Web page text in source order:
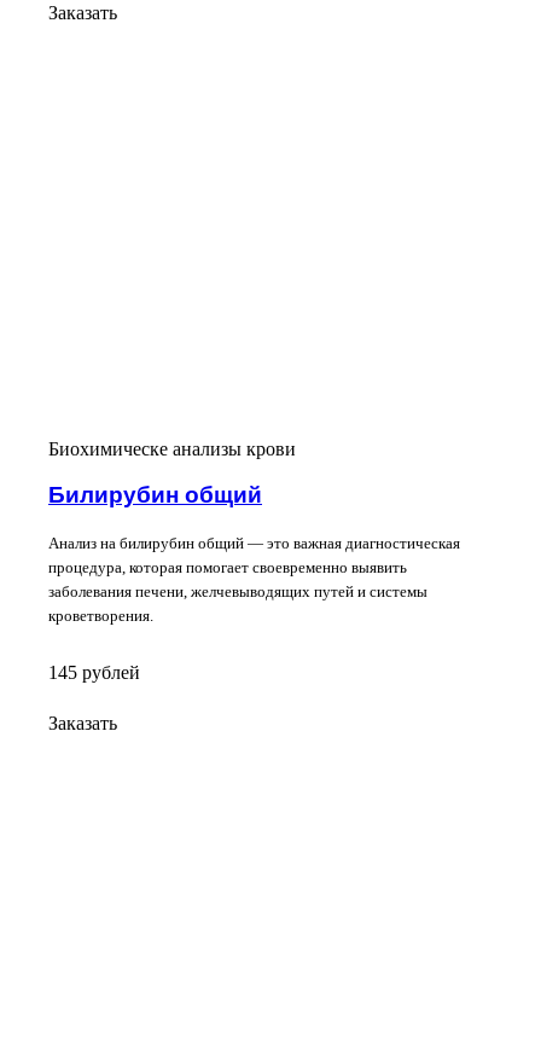
Заказать
Биохимическе анализы крови
Билирубин общий
Анализ на билирубин общий — это важная диагностическая
процедура, которая помогает своевременно выявить
заболевания печени, желчевыводящих путей и системы
кроветворения.
145 рублей
Заказать